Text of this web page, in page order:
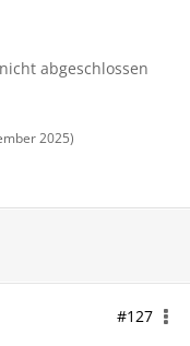
abgeschlossen
2025)
#127